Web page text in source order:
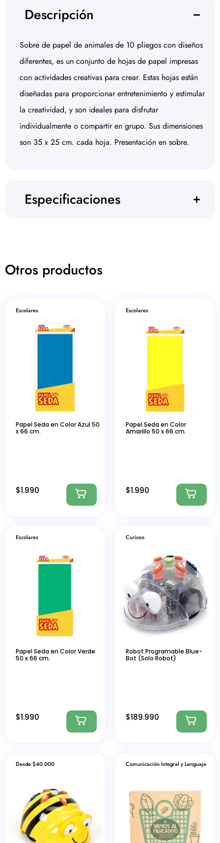
Descripción
Sobre de papel de animales de 10 pliegos con diseños
diferentes, es un conjunto de hojas de papel impresas
con actividades creativas para crear. Estas hojas están
diseñadas para proporcionar entretenimiento y estimular
la creatividad, y son ideales para disfrutar
individualmente o compartir en grupo. Sus dimensiones
son 35 x 25 cm. cada hoja. Presentación en sobre.
Especificaciones
Otros productos
Escolares
Papel Seda en Color Azul 50
x 66 cm.
$1.990
Escolares
Papel Seda en Color
Amarillo 50 x 66 cm.
$1.990
Escolares
Papel Seda en Color Verde
50 x 66 cm.
$1.990
Curioso
Robot Programable Blue-
Bot (Solo Robot)
$189.990
Desde $40.000 Comunicación Integral y Lenguaje